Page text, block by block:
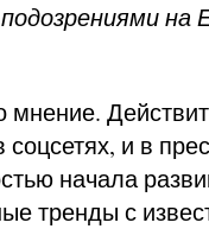
на
мнение.
соцсетях, и в
начала
тренды с